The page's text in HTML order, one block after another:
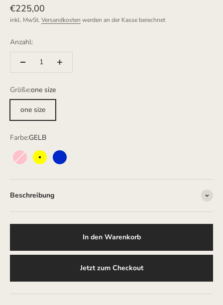
Angebot
€225,00
inkl. MwSt. Versandkosten werden an der Kasse berechnet
Anzahl:
Größe:one size
one size
Farbe:GELB
PINK GELB BLAU
Beschreibung
In den Warenkorb
Jetzt zum Checkout